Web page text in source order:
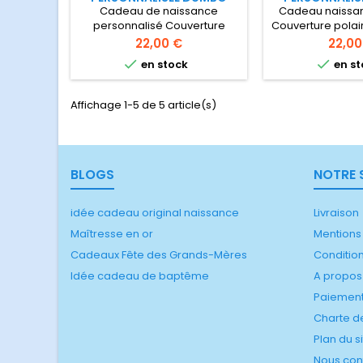
Cadeau de naissance
personnalisé Couverture
polaire imprimée avec
l'inoubliable Dumbo et
personnalisable avec le
prénom du bébé Dimensions :
75x100 cm
Prix
22,00 €
 en stock
Cadeau
Couverture
imprimée avec
Dumbo et le
Prix
 en
Affichage 1-5 de 5 article(s)
BLOGS
idée cadeau original naissance
Maîtresse en or
Cadeaux Fête des Grands-Mères
Idée cadeau de baptême
NOTRE
Livraison
A propos
Charte
Plan du